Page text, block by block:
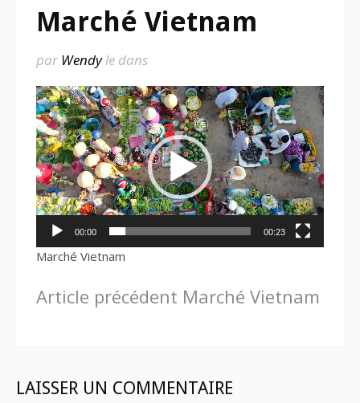
Marché Vietnam
par Wendyle dans
Lecteur
vidéo
00:00 00:23
Marché Vietnam
Lire
Article précédent Marché Vietnam
LAISSER UN COMMENTAIRE